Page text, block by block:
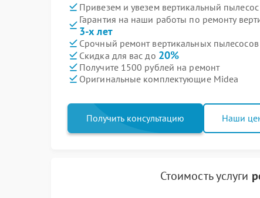
Привезем и увезем вертикальный
Гарантия на наши работы по ремонту
3-х лет
Срочный ремонт вертикальных
Скидка для вас до 20%
Получите 1500 рублей на ремонт
Оригинальные комплектующие Midea
Получить консультацию Наши
Стоимость услуги